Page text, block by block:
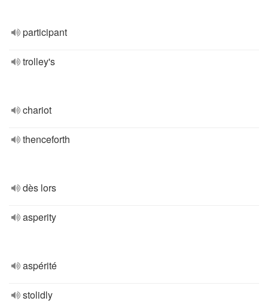
participant
trolley's
chariot
thenceforth
dès lors
asperity
aspérité
stolidly